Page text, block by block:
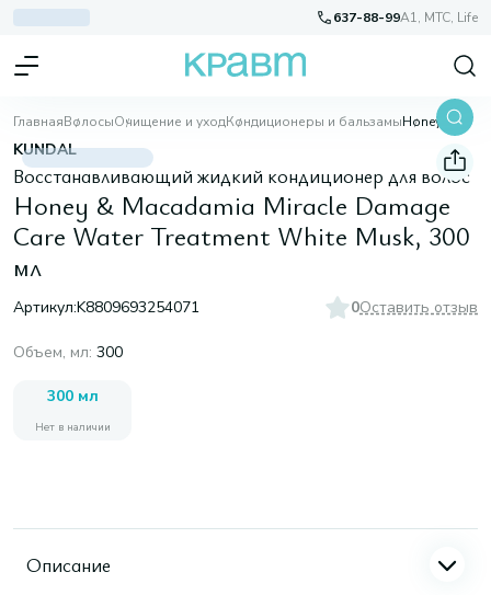
637-88-99A1, МТС, Life
ГлавнаяВолосыОчищение и уходКондиционеры и бальзамы Honey & Macadamia Miracle Damage Care Water Treatment White Musk, 300 мл
KUNDAL
Восстанавливающий жидкий кондиционер для волос
Honey & Macadamia Miracle Damage
Care Water Treatment White Musk, 300
мл
Артикул:K8809693254071 0Оставить отзыв
Объем, мл: 300
300 мл
Нет в наличии
Описание